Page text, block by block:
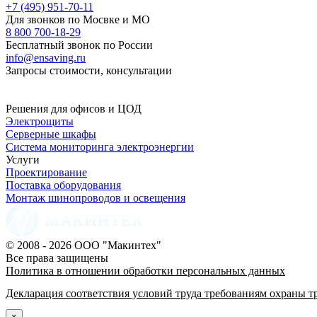
+7 (495) 951-70-11
Для звонков по Мосвке и МО
8 800 700-18-29
Бесплатный звонок по России
info@ensaving.ru
Запросы стоимости, консультации
Решения для офисов и ЦОД
Электрощиты
Серверные шкафы
Система мониторинга электроэнергии
Услуги
Проектирование
Поставка оборудования
Монтаж шинопроводов и освещения
© 2008 - 2026 ООО "Макинтех"
Все права защищены
Политика в отношении обработки персональных данных
Декларация соответствия условий труда требованиям охраны